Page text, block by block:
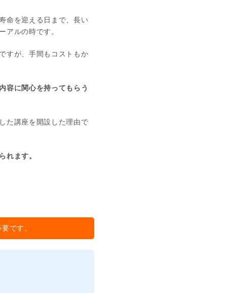
命を迎える日まで、長い
アルの時です。
すが、手間もコストもか
容に関心を持ってもらう
た講座を開設した理由で
れます。
です。